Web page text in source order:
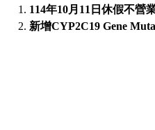
114年10月 11 日休假不營
新增CYP2C19 Gene